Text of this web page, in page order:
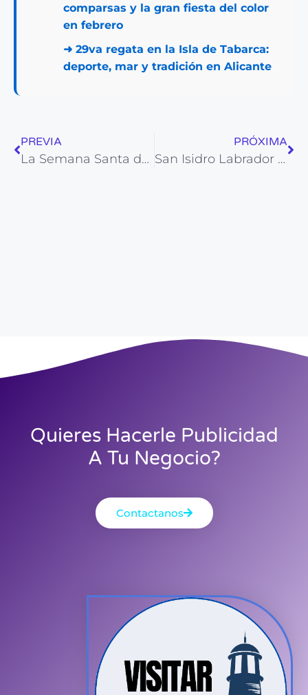
comparsas y la gran fiesta del color
en febrero
➜ 29va regata en la Isla de Tabarca:
deporte, mar y tradición en Alicante
PREVIA
La Semana Santa de Orihuela: devoción, tradición y patrimonio cultural
PRÓXIMA
San Isidro Labrador en Alicante: tradición agrícola y romerías el 15 de mayo
Quieres Hacerle Publicidad
A Tu Negocio?
Contactanos